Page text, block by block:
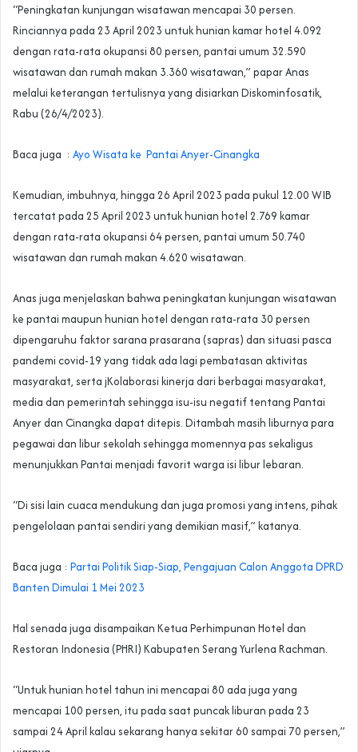
“Peningkatan kunjungan wisatawan mencapai 30 persen.
Rinciannya pada 23 April 2023 untuk hunian kamar hotel 4.092
dengan rata-rata okupansi 80 persen, pantai umum 32.590
wisatawan dan rumah makan 3.360 wisatawan,” papar Anas
melalui keterangan tertulisnya yang disiarkan Diskominfosatik,
Rabu (26/4/2023).
Baca juga : Ayo Wisata ke Pantai Anyer-Cinangka
Kemudian, imbuhnya, hingga 26 April 2023 pada pukul 12.00 WIB
tercatat pada 25 April 2023 untuk hunian hotel 2.769 kamar
dengan rata-rata okupansi 64 persen, pantai umum 50.740
wisatawan dan rumah makan 4.620 wisatawan.
Anas juga menjelaskan bahwa peningkatan kunjungan wisatawan
ke pantai maupun hunian hotel dengan rata-rata 30 persen
dipengaruhu faktor sarana prasarana (sapras) dan situasi pasca
pandemi covid-19 yang tidak ada lagi pembatasan aktivitas
masyarakat, serta jKolaborasi kinerja dari berbagai masyarakat,
media dan pemerintah sehingga isu-isu negatif tentang Pantai
Anyer dan Cinangka dapat ditepis. Ditambah masih liburnya para
pegawai dan libur sekolah sehingga momennya pas sekaligus
menunjukkan Pantai menjadi favorit warga isi libur lebaran.
“Di sisi lain cuaca mendukung dan juga promosi yang intens, pihak
pengelolaan pantai sendiri yang demikian masif,” katanya.
Baca juga : Partai Politik Siap-Siap, Pengajuan Calon Anggota DPRD
Banten Dimulai 1 Mei 2023
Hal senada juga disampaikan Ketua Perhimpunan Hotel dan
Restoran Indonesia (PHRI) Kabupaten Serang Yurlena Rachman.
“Untuk hunian hotel tahun ini mencapai 80 ada juga yang
mencapai 100 persen, itu pada saat puncak liburan pada 23
sampai 24 April kalau sekarang hanya sekitar 60 sampai 70 persen,”